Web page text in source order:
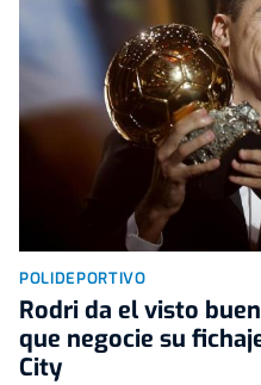
POLIDEPORTIVO
Rodri da el visto
que negocie su
City